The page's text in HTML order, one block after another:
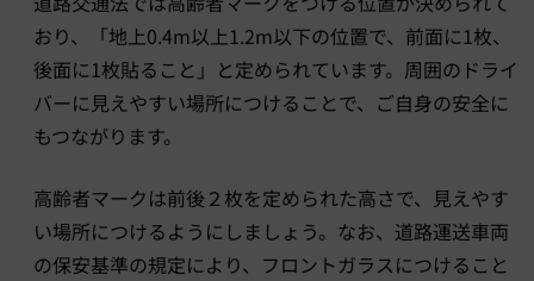
おり、「地上0.4m以上1.2m以下の位置で、前面に1枚、
後面に1枚貼ること」と定められています。周囲のドライ
バーに見えやすい場所につけることで、ご自身の安全に
もつながります。
高齢者マークは前後２枚を定められた高さで、見えやす
い場所につけるようにしましょう。なお、道路運送車両
の保安基準の規定により、フロントガラスにつけること